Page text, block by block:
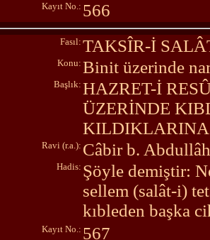
Kayıt No.: 566
Fasıl: TAKSÎR-İ
Konu: Binit üzerinde
Başlık: HAZRET-İ
ÜZERİNDE
KILDIKLARINA
Ravi (r.a.): Câbir b. Abdullâh
Hadis: Şöyle demiştir:
sellem (salât-i)
kıbleden başka
Kayıt No.: 567